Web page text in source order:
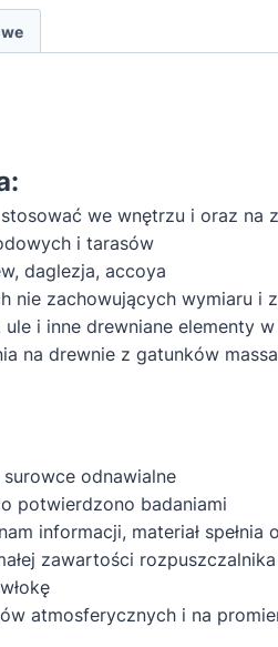
we wnętrzu i oraz na
i tarasów
daglezja, accoya
nie zachowujących wymiaru i
i inne drewniane elementy
na drewnie z gatunków
odnawialne
potwierdzono badaniami
informacji, materiał
zawartości rozpuszczalnika
atmosferycznych i na